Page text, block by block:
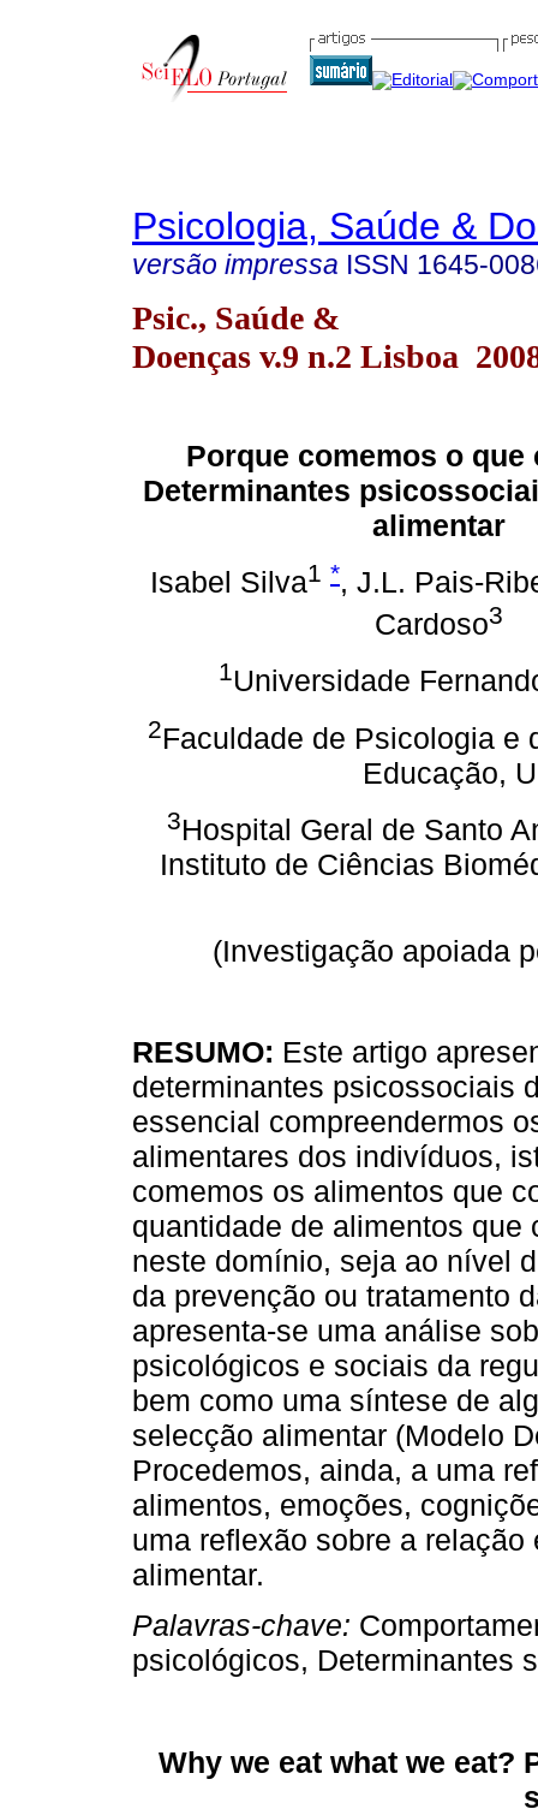
Psicologia, Saúde &
versão impressa ISSN 1645-
Psic., Saúde &
Doenças v.9 n.2 Lisboa
Porque comemos o que
Determinantes
alimentar
Isabel Silva1 *, J.L. Pais-
Cardoso3
1Universidade
2Faculdade de Psicologia e
Educação,
3Hospital Geral de Santo
Instituto de Ciências
(Investigação apoiada
RESUMO: Este artigo
determinantes psicossociais
essencial compreendermos
alimentares dos indivíduos,
comemos os alimentos que
quantidade de alimentos
neste domínio, seja ao nível
da prevenção ou tratamento
apresenta-se uma análise
psicológicos e sociais da
bem como uma síntese de
selecção alimentar (Modelo
Procedemos, ainda, a uma
alimentos, emoções,
uma reflexão sobre a
alimentar.
Palavras-chave:
psicológicos, Determinantes
Why we eat what we eat?